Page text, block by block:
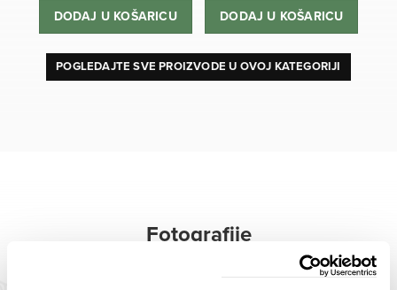
DODAJ U KOŠARICU DODAJ U KOŠARICU
POGLEDAJTE SVE PROIZVODE U OVOJ KATEGORIJI
Fotografije